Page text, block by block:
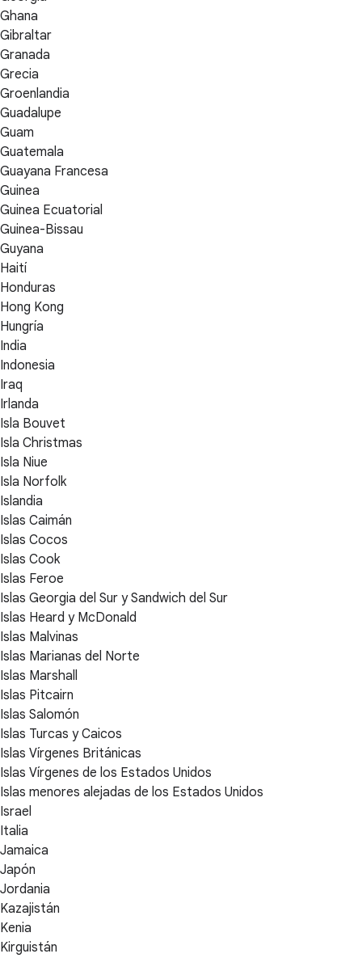
Ghana
Gibraltar
Granada
Grecia
Groenlandia
Guadalupe
Guam
Guatemala
Guayana Francesa
Guinea
Guinea Ecuatorial
Guinea-Bissau
Guyana
Haití
Honduras
Hong Kong
Hungría
India
Indonesia
Iraq
Irlanda
Isla Bouvet
Isla Christmas
Isla Niue
Isla Norfolk
Islandia
Islas Caimán
Islas Cocos
Islas Cook
Islas Feroe
Islas Georgia del Sur y Sandwich del Sur
Islas Heard y McDonald
Islas Malvinas
Islas Marianas del Norte
Islas Marshall
Islas Pitcairn
Islas Salomón
Islas Turcas y Caicos
Islas Vírgenes Británicas
Islas Vírgenes de los Estados Unidos
Islas menores alejadas de los Estados Unidos
Israel
Italia
Jamaica
Japón
Jordania
Kazajistán
Kenia
Kirguistán